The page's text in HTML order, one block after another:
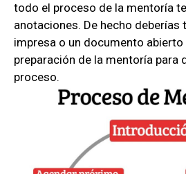
todo el proceso de la mentoría
anotaciones. De hecho deberías
impresa o un documento
preparación de la mentoría para
proceso.